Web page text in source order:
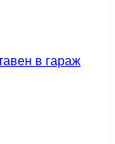
в гараж